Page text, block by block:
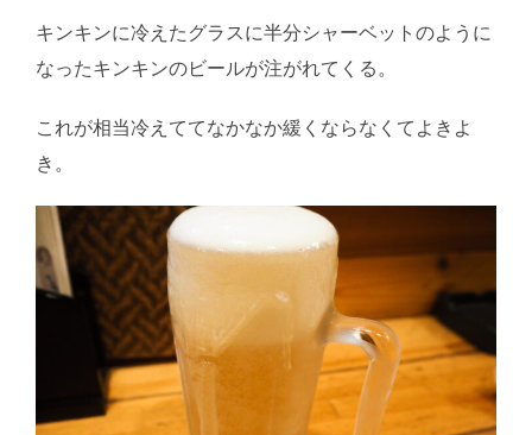
キンキンに冷えたグラスに半分シャーベットのように
なったキンキンのビールが注がれてくる。
これが相当冷えててなかなか緩くならなくてよきよ
き。